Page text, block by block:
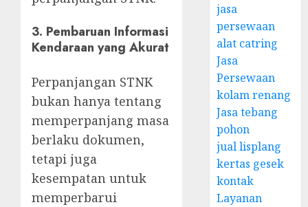
3. Pembaruan Informasi
Kendaraan yang Akurat
Perpanjangan STNK
bukan hanya tentang
memperpanjang masa
berlaku dokumen,
tetapi juga
kesempatan untuk
memperbarui
jasa
persewaan
alat catring
Jasa
Persewaan
kolam renang
Jasa tebang
pohon
jual lisplang
kertas gesek
kontak
Layanan